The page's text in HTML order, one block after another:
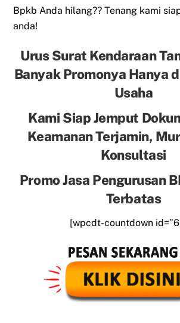
Bpkb Anda hilang?? Tenang kami
anda!
Urus Surat Kendaraan
Banyak Promonya Hanya
Usaha
Kami Siap Jemput
Keamanan Terjamin,
Konsultasi
Promo Jasa Pengurusan
Terbatas
[wpcdt-countdown